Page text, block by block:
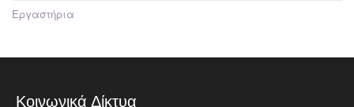
Εργαστήρια
Κοινωνικά Δίκτυα